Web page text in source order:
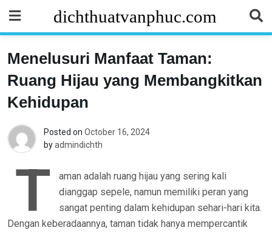
content
dichthuatvanphuc.com
Menelusuri Manfaat Taman:
Ruang Hijau yang Membangkitkan
Kehidupan
Posted on October 16, 2024
byadmindichth
T
aman adalah ruang hijau yang sering kali
dianggap sepele, namun memiliki peran yang
sangat penting dalam kehidupan sehari-hari kita.
Dengan keberadaannya, taman tidak hanya mempercantik